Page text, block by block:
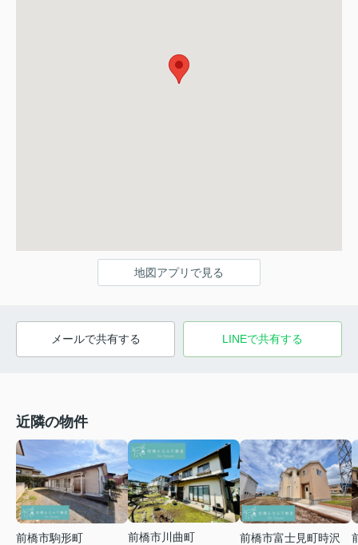
地図アプリで見る
メールで共有する LINEで共有する
近隣の物件
前橋市駒形町
前橋市川曲町
前橋市富士見町時沢